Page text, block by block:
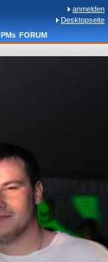
anmelden
Desktopseite
PMs FORUM